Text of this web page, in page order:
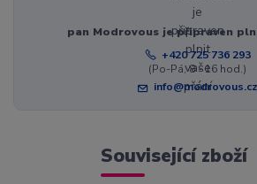
pan Modrovous je připraven
+420 725 736 293
(Po-Pá, 8 - 16 hod.)
info@modrovous.cz
Související zboží